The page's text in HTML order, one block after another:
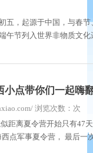
五，起源于中国，与春
午节列入世界非物质文
小点带你们一起嗨
浏览次数：次
距离夏令营开始只有47
点军事夏令营， 最后一